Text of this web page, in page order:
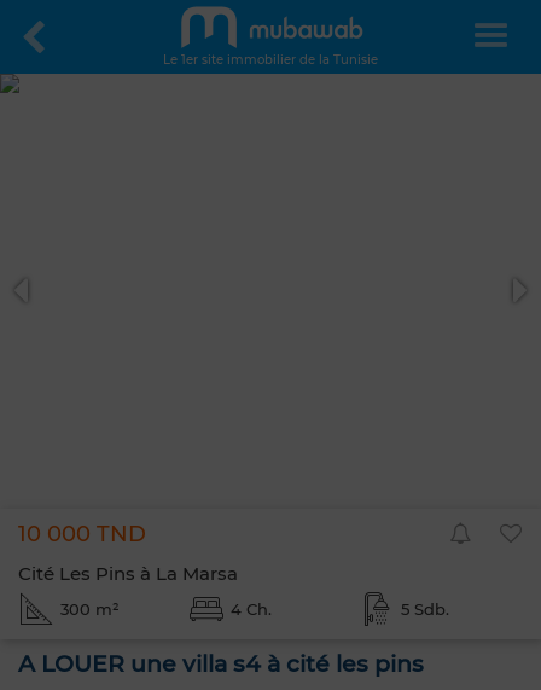
Le 1er site immobilier de la Tunisie
10 000 TND
Cité Les Pins à La Marsa
300 m² 4 Ch. 5 Sdb.
A LOUER une villa s4 à cité les pins